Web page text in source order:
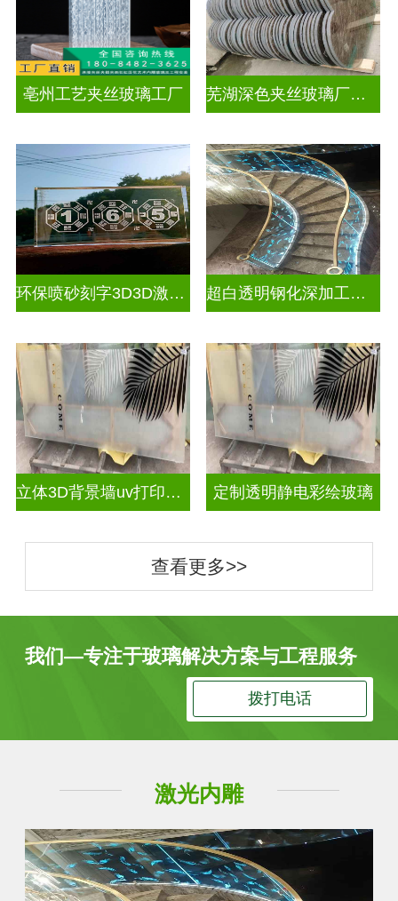
亳州工艺夹丝玻璃工厂 芜湖深色夹丝玻璃厂家电话
环保喷砂刻字3D3D激光内雕玻璃 超白透明钢化深加工激光内雕屏风
立体3D背景墙uv打印玻璃 定制透明静电彩绘玻璃
查看更多>>
我们—专注于玻璃解决方案与工程服务
拨打电话
激光内雕